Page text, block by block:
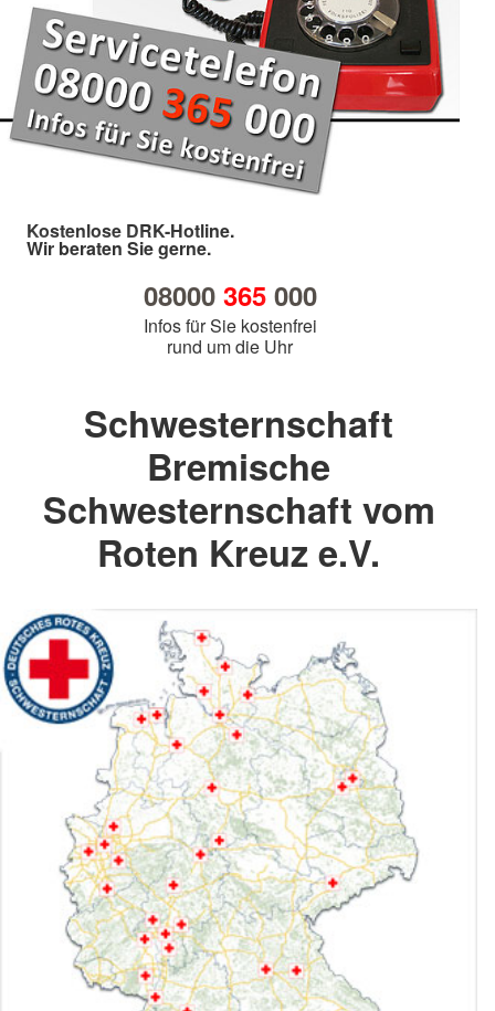
Kostenlose DRK-Hotline.
Wir beraten Sie gerne.
08000 365000
Infos für Sie kostenfrei
rund um die Uhr
Schwesternschaft
Bremische
Schwesternschaft vom
Roten Kreuz e.V.